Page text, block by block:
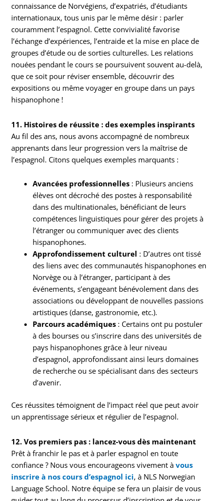
connaissance de Norvégiens, d’expatriés, d’étudiants
internationaux, tous unis par le même désir : parler
couramment l’espagnol. Cette convivialité favorise
l’échange d’expériences, l’entraide et la mise en place de
groupes d’étude ou de sorties culturelles. Les relations
nouées pendant le cours se poursuivent souvent au-delà,
que ce soit pour réviser ensemble, découvrir des
expositions ou même voyager en groupe dans un pays
hispanophone !
11. Histoires de réussite : des exemples inspirants
Au fil des ans, nous avons accompagné de nombreux
apprenants dans leur progression vers la maîtrise de
l’espagnol. Citons quelques exemples marquants :
Avancées professionnelles : Plusieurs anciens
élèves ont décroché des postes à responsabilité
dans des multinationales, bénéficiant de leurs
compétences linguistiques pour gérer des projets à
l’étranger ou communiquer avec des clients
hispanophones.
Approfondissement culturel : D’autres ont tissé
des liens avec des communautés hispanophones en
Norvège ou à l’étranger, participant à des
événements, s’engageant bénévolement dans des
associations ou développant de nouvelles passions
artistiques (danse, gastronomie, etc.).
Parcours académiques : Certains ont pu postuler
à des bourses ou s’inscrire dans des universités de
pays hispanophones grâce à leur niveau
d’espagnol, approfondissant ainsi leurs domaines
de recherche ou se spécialisant dans des secteurs
d’avenir.
Ces réussites témoignent de l’impact réel que peut avoir
un apprentissage sérieux et régulier de l’espagnol.
12. Vos premiers pas : lancez-vous dès maintenant
Prêt à franchir le pas et à parler espagnol en toute
confiance ? Nous vous encourageons vivement àvous
inscrire à nos cours d’espagnol ici, à NLS Norwegian
Language School. Notre équipe se fera un plaisir de vous